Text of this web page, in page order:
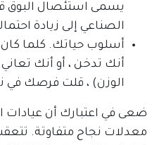
يسمى استئصال البوق
الصناعي إلى زيادة
أسلوب حياتك. كلما
أنك تدخن ، أو أنك
الوزن) ، قلت فرصك في
ضعى في اعتبارك أن عيادات
معدلات نجاح متفاوتة.